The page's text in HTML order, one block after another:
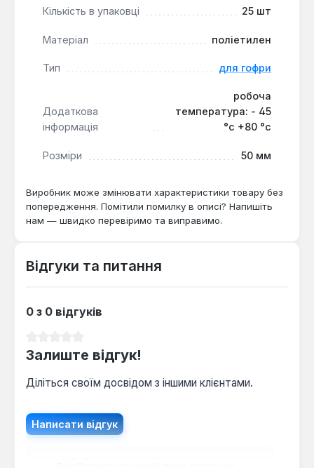
різних типах поверхонь.
Кількість в упаковці 25 шт
Матеріал поліетилен
Тип для гофри
Додаткова
інформація
робоча
температура: - 45
°с +80 °с
Розміри 50 мм
Виробник може змінювати характеристики товару без
попередження. Помітили помилку в описі? Напишіть
нам — швидко перевіримо та виправимо.
Відгуки та питання
0 з 0 відгуків
Залиште відгук!
Діліться своїм досвідом з іншими клієнтами.
Написати відгук